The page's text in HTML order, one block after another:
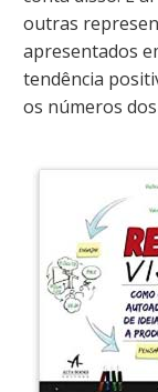
outras
apresentados
tendência
os números